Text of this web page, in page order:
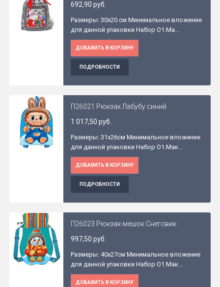
692,90 руб.
Размеры: 30x20 см Минимальное вложение
для данной упаковки Набор O1.Ма...
ДОБАВИТЬ В КОРЗИНУ
ПОДРОБНОСТИ
П26021 Рюкзак Лабубу синий
1 017,50 руб.
Размеры: 31x26см Минимальное вложение
для данной упаковки Набор O1.Мак...
ДОБАВИТЬ В КОРЗИНУ
ПОДРОБНОСТИ
П26023 Рюкзак-мешок Снеговик
997,50 руб.
Размеры: 40x27см Минимальное вложение
для данной упаковки Набор O1.Мак...
ДОБАВИТЬ В КОРЗИНУ